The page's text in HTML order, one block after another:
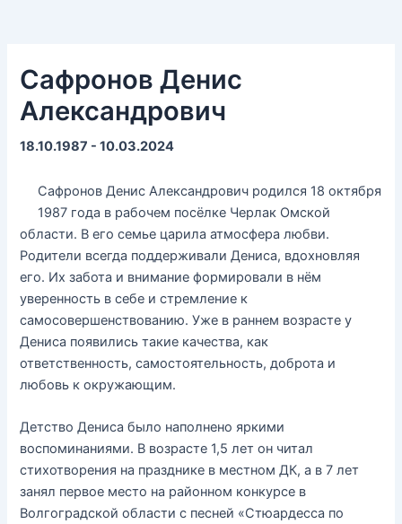
Сафронов Денис
Александрович
18.10.1987 - 10.03.2024
Сафронов Денис Александрович родился 18 октября
1987 года в рабочем посёлке Черлак Омской
области. В его семье царила атмосфера любви.
Родители всегда поддерживали Дениса, вдохновляя
его. Их забота и внимание формировали в нём
уверенность в себе и стремление к
самосовершенствованию. Уже в раннем возрасте у
Дениса появились такие качества, как
ответственность, самостоятельность, доброта и
любовь к окружающим.
Детство Дениса было наполнено яркими
воспоминаниями. В возрасте 1,5 лет он читал
стихотворения на празднике в местном ДК, а в 7 лет
занял первое место на районном конкурсе в
Волгоградской области с песней «Стюардесса по